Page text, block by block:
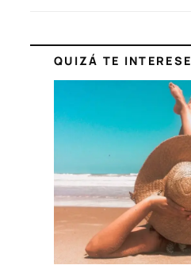
QUIZÁ TE INTERESE